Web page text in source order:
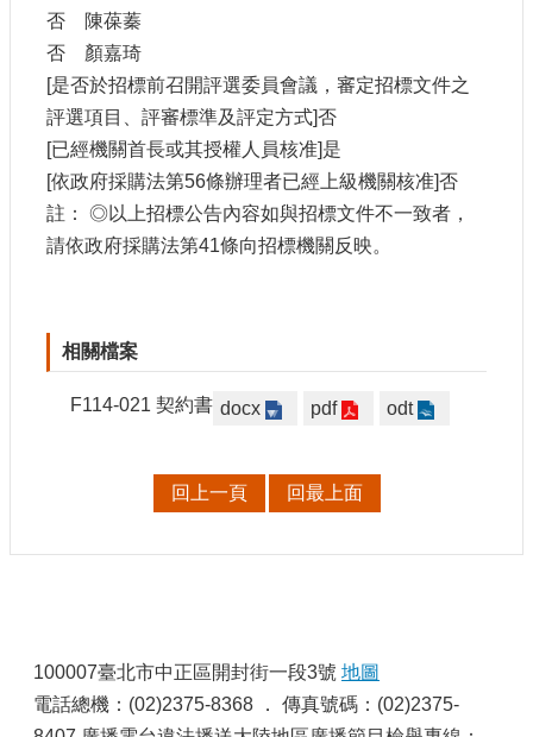
否
陳葆蓁
否
顏嘉琦
[是否於招標前召開評選委員會議，審定招標文件之
評選項目、評審標準及評定方式]否
[已經機關首長或其授權人員核准]是
[依政府採購法第56條辦理者已經上級機關核准]否
註： ◎以上招標公告內容如與招標文件不一致者，
請依政府採購法第41條向招標機關反映。
相關檔案
F114-021 契約書 docx pdf odt
回上一頁 回最上面
100007臺北市中正區開封街一段3號 地圖
電話總機：(02)2375-8368 ． 傳真號碼：(02)2375-